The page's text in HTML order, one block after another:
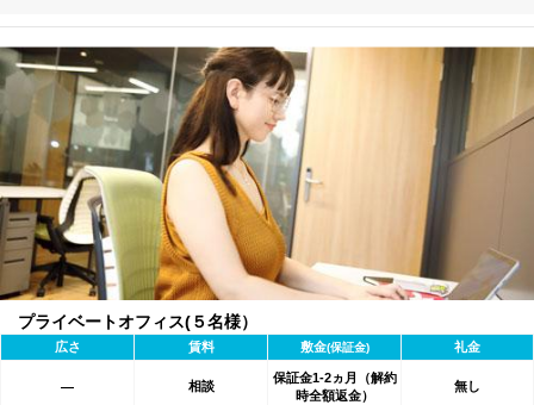
プライベートオフィス(５名様）
広さ 賃料 敷金(保証金) 礼金
― 相談
保証金1-2ヵ月（解約
時全額返金）
無し